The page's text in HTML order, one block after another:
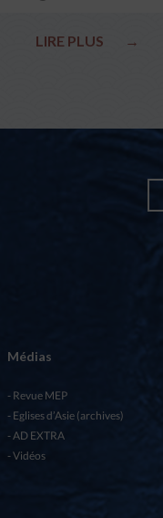
LIRE PLUS →
Médias
Revue MEP
Eglises d’Asie (archives)
AD EXTRA
Vidéos